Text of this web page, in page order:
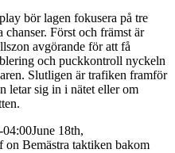
bör lagen fokusera på tre
Först och främst är
avgörande för att få
och puckkontroll nyckeln
Slutligen är trafiken framför
letar sig in i nätet eller om
04:00June 18th,
on Bemästra taktiken bakom